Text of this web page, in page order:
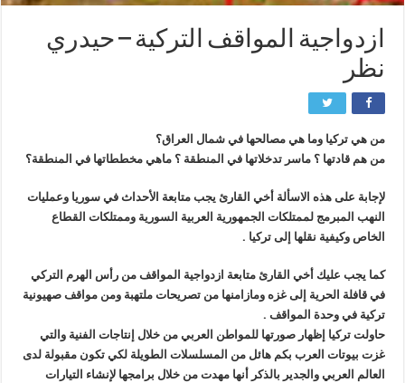
ازدواجية المواقف التركية – حيدري
نظر
من هي تركيا وما هي مصالحها في شمال العراق؟
من هم قادتها ؟ ماسر تدخلاتها في المنطقة ؟ ماهي مخططاتها في المنطقة؟
لإجابة على هذه الاسألة أخي القارئ يجب متابعة الأحداث في سوريا وعمليات
النهب المبرمج لممتلكات الجمهورية العربية السورية وممتلكات القطاع
الخاص وكيفية نقلها إلى تركيا .
كما يجب عليك أخي القارئ متابعة ازدواجية المواقف من رأس الهرم التركي
في قافلة الحرية إلى غزه ومازامنها من تصريحات ملتهبة ومن مواقف صهيونية
تركية في وحدة المواقف .
حاولت تركيا إظهار صورتها للمواطن العربي من خلال إنتاجات الفنية والتي
غزت بيوتات العرب بكم هائل من المسلسلات الطويلة لكي تكون مقبولة لدى
العالم العربي والجدير بالذكر أنها مهدت من خلال برامجها لإنشاء التيارات